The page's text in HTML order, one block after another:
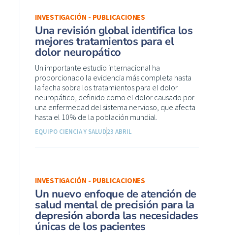
INVESTIGACIÓN - PUBLICACIONES
Una revisión global identifica los
mejores tratamientos para el
dolor neuropático
Un importante estudio internacional ha
proporcionado la evidencia más completa hasta
la fecha sobre los tratamientos para el dolor
neuropático, definido como el dolor causado por
una enfermedad del sistema nervioso, que afecta
hasta el 10% de la población mundial.
EQUIPO CIENCIA Y SALUD23 ABRIL
INVESTIGACIÓN - PUBLICACIONES
Un nuevo enfoque de atención de
salud mental de precisión para la
depresión aborda las necesidades
únicas de los pacientes